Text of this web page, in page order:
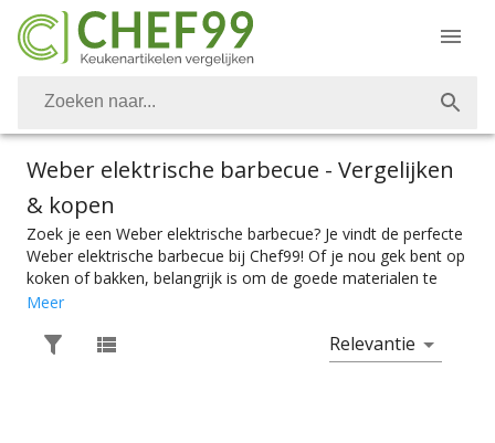
Weber elektrische barbecue - Vergelijken
& kopen
Zoek je een Weber elektrische barbecue? Je vindt de perfecte
Weber elektrische barbecue bij Chef99! Of je nou gek bent op
koken of bakken, belangrijk is om de goede materialen te
hebben. Vanzelfsprekend is het belangrijk om over de juiste
barbecuegerechten heb je ook de perfecte Weber elektrische
barbecue nodig. De juiste Weber elektrische barbecue vind je
Meer
Relevantie